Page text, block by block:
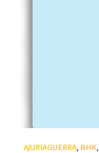
AJURIAGUERRA, BHK,